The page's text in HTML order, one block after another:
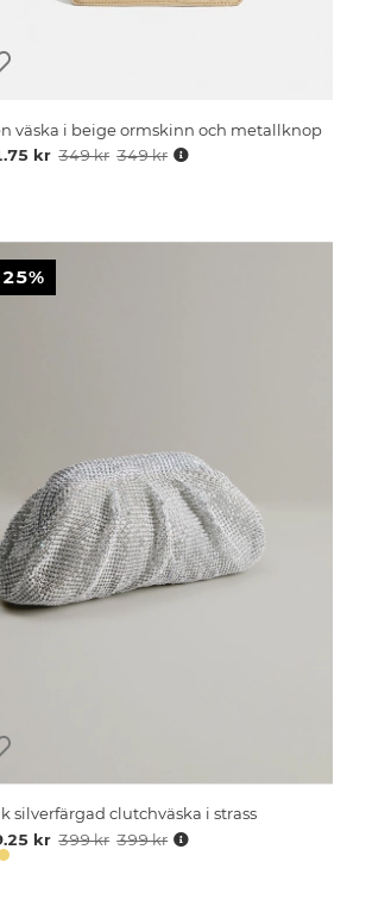
väska i beige ormskinn och metallknop
kr 349 kr 349 kr
25%
silverfärgad clutchväska i strass
kr 399 kr 399 kr